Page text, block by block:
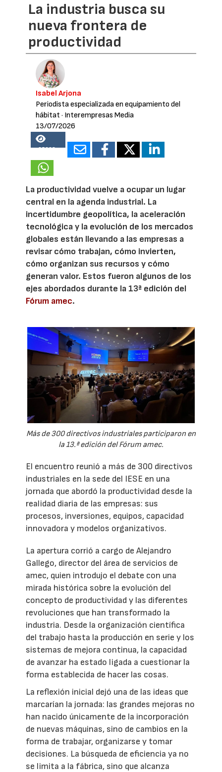
La industria busca su
nueva frontera de
productividad
Isabel Arjona
Periodista especializada en equipamiento del
hábitat · Interempresas Media
13/07/2026
25698
La productividad vuelve a ocupar un lugar
central en la agenda industrial. La
incertidumbre geopolítica, la aceleración
tecnológica y la evolución de los mercados
globales están llevando a las empresas a
revisar cómo trabajan, cómo invierten,
cómo organizan sus recursos y cómo
generan valor. Estos fueron algunos de los
ejes abordados durante la 13ª edición del
Fórum amec.
Más de 300 directivos industriales participaron en
la 13.ª edición del Fórum amec.
El encuentro reunió a más de 300 directivos
industriales en la sede del IESE en una
jornada que abordó la productividad desde la
realidad diaria de las empresas: sus
procesos, inversiones, equipos, capacidad
innovadora y modelos organizativos.
La apertura corrió a cargo de Alejandro
Gallego, director del área de servicios de
amec, quien introdujo el debate con una
mirada histórica sobre la evolución del
concepto de productividad y las diferentes
revoluciones que han transformado la
industria. Desde la organización científica
del trabajo hasta la producción en serie y los
sistemas de mejora continua, la capacidad
de avanzar ha estado ligada a cuestionar la
forma establecida de hacer las cosas.
La reflexión inicial dejó una de las ideas que
marcarían la jornada: las grandes mejoras no
han nacido únicamente de la incorporación
de nuevas máquinas, sino de cambios en la
forma de trabajar, organizarse y tomar
decisiones. La búsqueda de eficiencia ya no
se limita a la fábrica, sino que alcanza